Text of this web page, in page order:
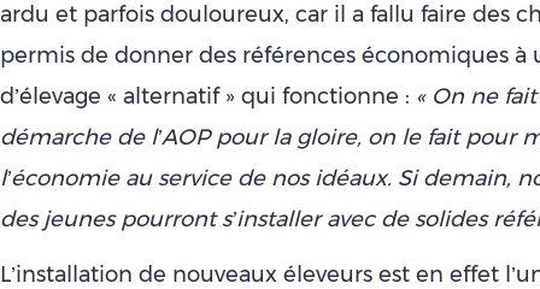
ardu et parfois douloureux, car il a fallu faire des
permis de donner des références économiques à
d’élevage « alternatif » qui fonctionne : « On ne
démarche de l’AOP pour la gloire, on le fait pour
l’économie au service de nos idéaux. Si demain,
des jeunes pourront s’installer avec de solides
L’installation de nouveaux éleveurs est en effet